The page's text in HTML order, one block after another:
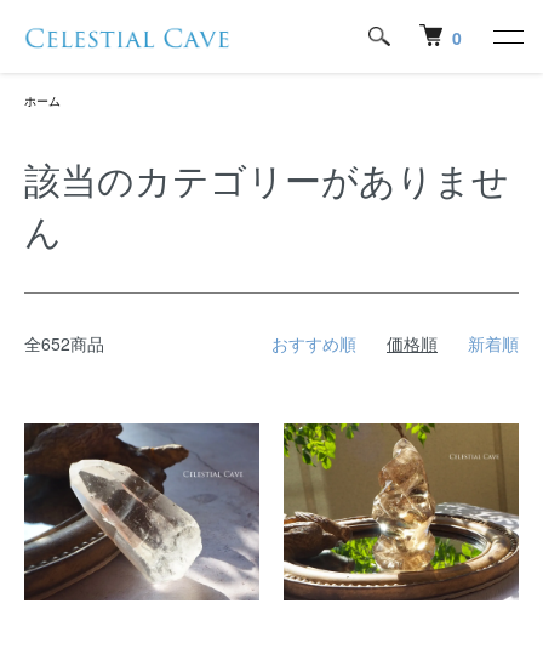
0
ホーム
該当のカテゴリーがありませ
ん
全652商品 おすすめ順 価格順 新着順